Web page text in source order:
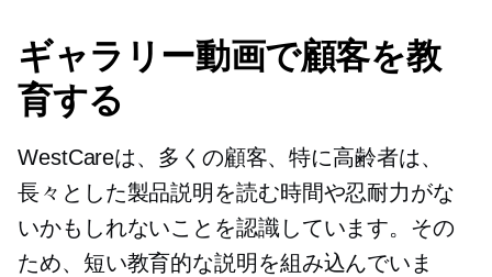
ギャラリー動画で顧客を教
育する
WestCareは、多くの顧客、特に高齢者は、
長々とした製品説明を読む時間や忍耐力がな
いかもしれないことを認識しています。その
ため、短い教育的な説明を組み込んでいま